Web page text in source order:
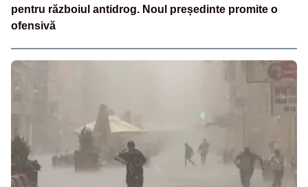
pentru războiul antidrog. Noul președinte promite o
ofensivă